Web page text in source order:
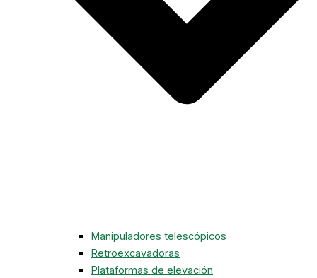
Manipuladores telescópicos
Retroexcavadoras
Plataformas de elevación